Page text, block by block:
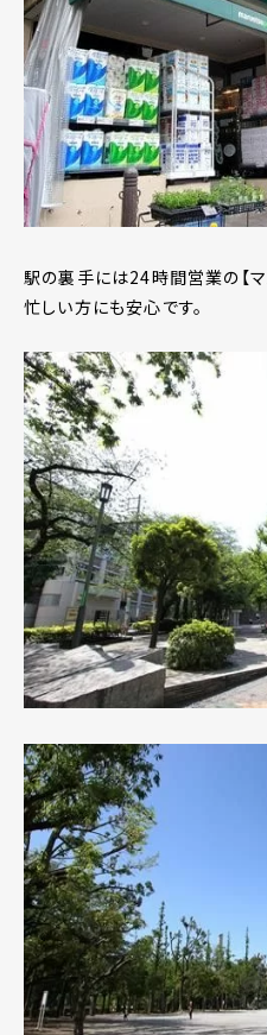
駅の裏手には24時間営業の【マ
忙しい方にも安心です。